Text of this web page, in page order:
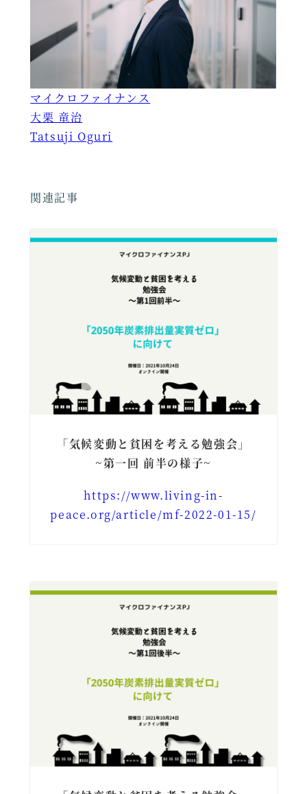
マイクロファイナンス
大栗 竜治
Tatsuji Oguri
関連記事
「気候変動と貧困を考える勉強会」
~第一回 前半の様子~
https://www.living-in-
peace.org/article/mf-2022-01-15/